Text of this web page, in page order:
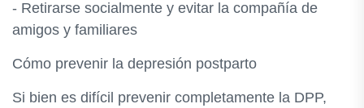
- Retirarse socialmente y evitar la compañía de
amigos y familiares
Cómo prevenir la depresión postparto
Si bien es difícil prevenir completamente la DPP,